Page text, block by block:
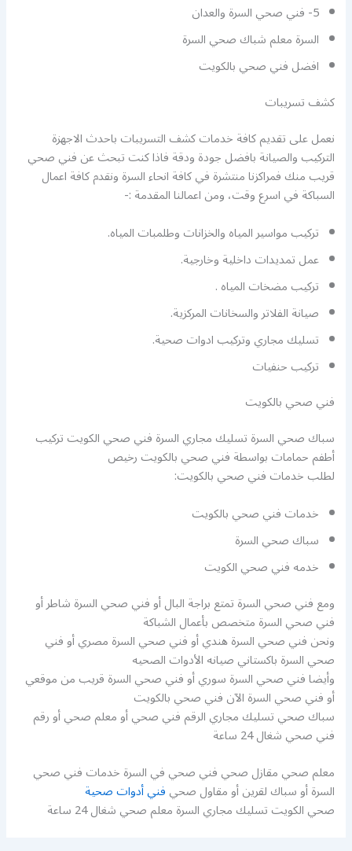
5- فني صحي السرة والعدان
السرة معلم شباك صحي السرة
افضل فني صحي بالكويت
كشف تسريبات
نعمل على تقديم كافة خدمات كشف التسريبات باحدث الاجهزة
التركيب والصيانة بافضل جودة ودقة فاذا كنت تبحث عن فني صحي
قريب منك فمراكزنا منتشرة في كافة انحاء السرة ونقدم كافة اعمال
السباكة في اسرع وقت، ومن اعمالنا المقدمة :-
تركيب مواسير المياه والخزانات وطلمبات المياه.
عمل تمديدات داخلية وخارجية.
تركيب مضخات المياه .
صيانة الفلاتر والسخانات المركزية.
تسليك مجاري وتركيب ادوات صحية.
تركيب حنفيات
فني صحي بالكويت
سباك صحي السرة تسليك مجاري السرة فني صحي الكويت تركيب
أطفم حمامات بواسطة فني صحي بالكويت رخيص
لطلب خدمات فني صحي بالكويت:
خدمات فني صحي بالكويت
سباك صحي السرة
خدمه فني صحي الكويت
ومع فني صحي السرة تمتع براجة البال أو فني صحي السرة شاطر أو
فني صحي السرة متخصص بأعمال الشباكة
ونحن فني صحي السرة هندي أو فني صحي السرة مصري أو فني
صحي السرة باكستاني صيانه الأدوات الصحيه
وأيضا فني صحي السرة سوري أو فني صحي السرة قريب من موقعي
أو فني صحي السرة الآن فني صحي بالكويت
سباك صحي تسليك مجاري الرقم فني صحي أو معلم صحي أو رقم
فني صحي شغال 24 ساعة
معلم صحي مقازل صحي فني صحي في السرة خدمات فني صحي
السرة أو سباك لقرين أو مقاول صحيفني أدوات صحية
صحي الكويت تسليك مجاري السرة معلم صحي شغال 24 ساعة